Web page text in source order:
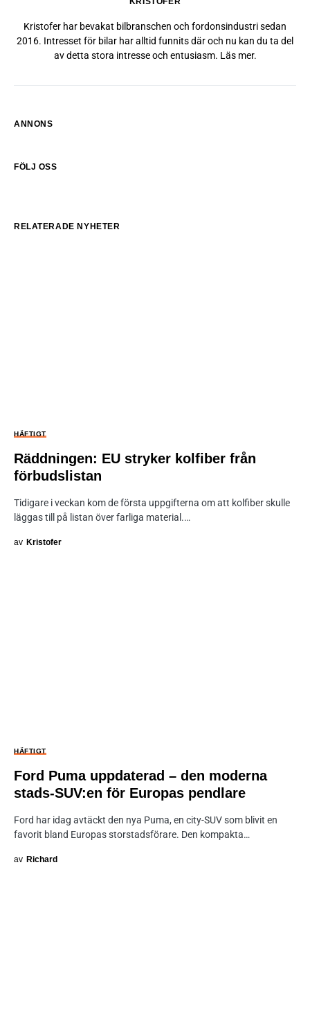
Kristofer har bevakat bilbranschen och fordonsindustri sedan
2016. Intresset för bilar har alltid funnits där och nu kan du ta del
av detta stora intresse och entusiasm. Läs mer.
ANNONS
FÖLJ OSS
RELATERADE NYHETER
HÄFTIGT
Räddningen: EU stryker kolfiber från
förbudslistan
Tidigare i veckan kom de första uppgifterna om att kolfiber skulle
läggas till på listan över farliga material.…
av Kristofer
HÄFTIGT
Ford Puma uppdaterad – den moderna
stads-SUV:en för Europas pendlare
Ford har idag avtäckt den nya Puma, en city-SUV som blivit en
favorit bland Europas storstadsförare. Den kompakta…
av Richard